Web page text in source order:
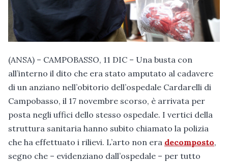
(ANSA) – CAMPOBASSO, 11 DIC – Una busta con
all’interno il dito che era stato amputato al cadavere
di un anziano nell’obitorio dell’ospedale Cardarelli di
Campobasso, il 17 novembre scorso, è arrivata per
posta negli uffici dello stesso ospedale. I vertici della
struttura sanitaria hanno subito chiamato la polizia
che ha effettuato i rilievi. L’arto non era decomposto,
segno che – evidenziano dall’ospedale – per tutto